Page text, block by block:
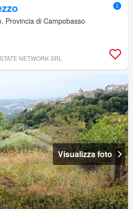
Provincia di Campobasso
NETWORK SRL
Visualizza foto